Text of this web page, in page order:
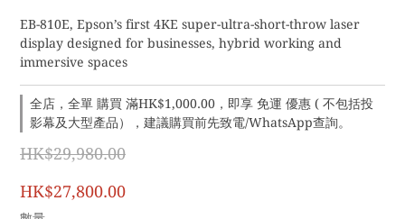
EB-810E, Epson’s first 4KE super-ultra-short-throw laser
display designed for businesses, hybrid working and
immersive spaces
全店，全單 購買 滿HK$1,000.00，即享 免運 優惠 ( 不包括投
影幕及大型產品），建議購買前先致電/WhatsApp查詢。
HK$29,980.00
HK$27,800.00